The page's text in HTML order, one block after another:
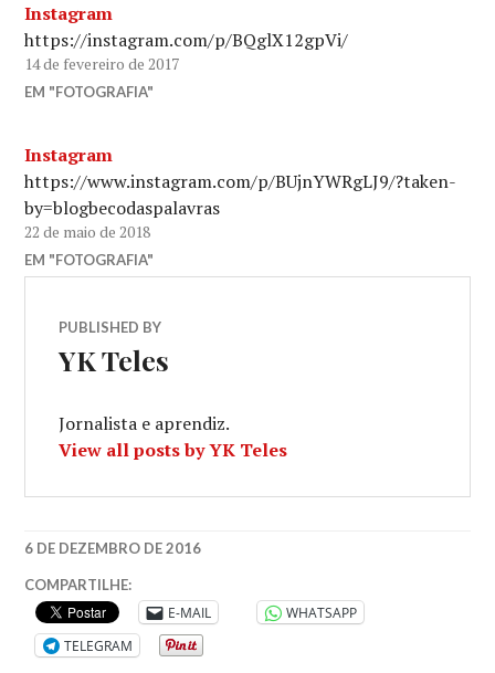
Instagram
https://instagram.com/p/BQglX12gpVi/
14 de fevereiro de 2017
EM "FOTOGRAFIA"
Instagram
https://www.instagram.com/p/BUjnYWRgLJ9/?taken-
by=blogbecodaspalavras
22 de maio de 2018
EM "FOTOGRAFIA"
PUBLISHED BY
YK Teles
Jornalista e aprendiz.
View all posts by YK Teles
6 DE DEZEMBRO DE 2016
BERTOLUCCI,
CINEMA,
ESTUPRO,
INSTAMOVIE,
COMPARTILHE:
E-MAIL
WHATSAPP
TELEGRAM